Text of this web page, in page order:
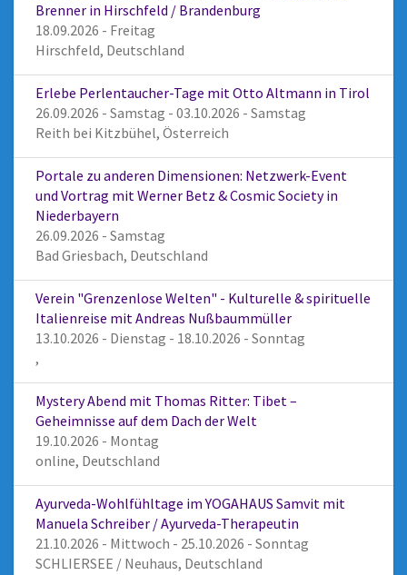
Brenner in Hirschfeld / Brandenburg
18.09.2026 - Freitag
Hirschfeld, Deutschland
Erlebe Perlentaucher-Tage mit Otto Altmann in Tirol
26.09.2026 - Samstag - 03.10.2026 - Samstag
Reith bei Kitzbühel, Österreich
Portale zu anderen Dimensionen: Netzwerk-Event
und Vortrag mit Werner Betz & Cosmic Society in
Niederbayern
26.09.2026 - Samstag
Bad Griesbach, Deutschland
Verein "Grenzenlose Welten" - Kulturelle & spirituelle
Italienreise mit Andreas Nußbaummüller
13.10.2026 - Dienstag - 18.10.2026 - Sonntag
,
Mystery Abend mit Thomas Ritter: Tibet –
Geheimnisse auf dem Dach der Welt
19.10.2026 - Montag
online, Deutschland
Ayurveda-Wohlfühltage im YOGAHAUS Samvit mit
Manuela Schreiber / Ayurveda-Therapeutin
21.10.2026 - Mittwoch - 25.10.2026 - Sonntag
SCHLIERSEE / Neuhaus, Deutschland